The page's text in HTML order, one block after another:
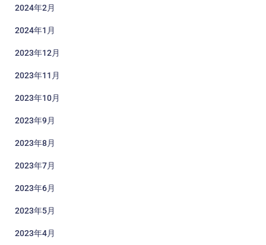
2024年2月
2024年1月
2023年12月
2023年11月
2023年10月
2023年9月
2023年8月
2023年7月
2023年6月
2023年5月
2023年4月